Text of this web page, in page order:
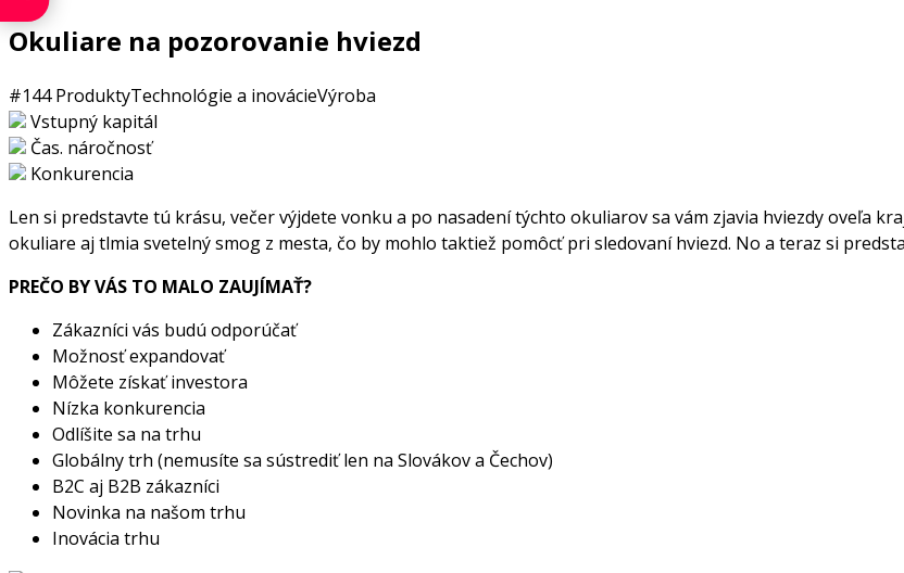
Okuliare na pozorovanie hviezd
#144 ProduktyTechnológie a inovácieVýroba
Vstupný kapitál
Čas. náročnosť
Konkurencia
Len si predstavte tú krásu, večer výjdete vonku a po nasadení týchto okuliarov sa vám zjavia hviezdy oveľa
okuliare aj tlmia svetelný smog z mesta, čo by mohlo taktiež pomôcť pri sledovaní hviezd. No a teraz si
PREČO BY VÁS TO MALO ZAUJÍMAŤ?
Zákazníci vás budú odporúčať
Možnosť expandovať
Môžete získať investora
Nízka konkurencia
Odlíšite sa na trhu
Globálny trh (nemusíte sa sústrediť len na Slovákov a Čechov)
B2C aj B2B zákazníci
Novinka na našom trhu
Inovácia trhu